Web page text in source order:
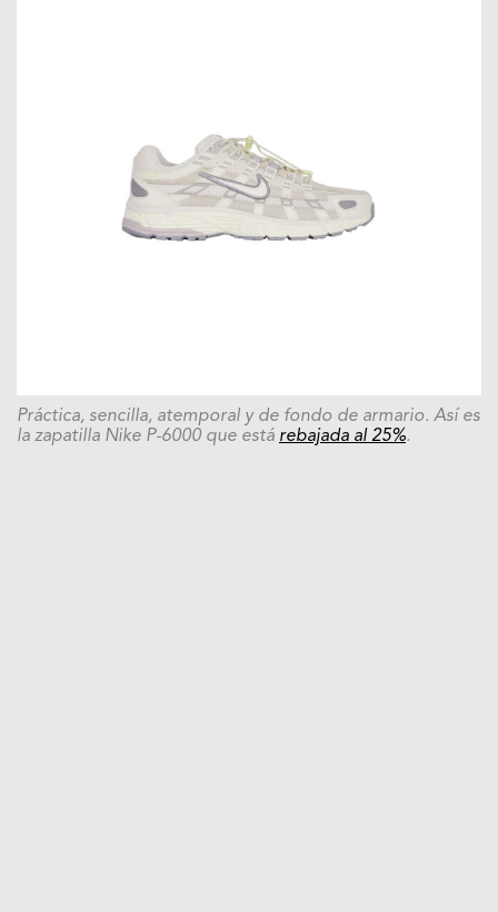
Práctica, sencilla, atemporal y de fondo de armario. Así es
la zapatilla Nike P-6000 que está rebajada al 25%.